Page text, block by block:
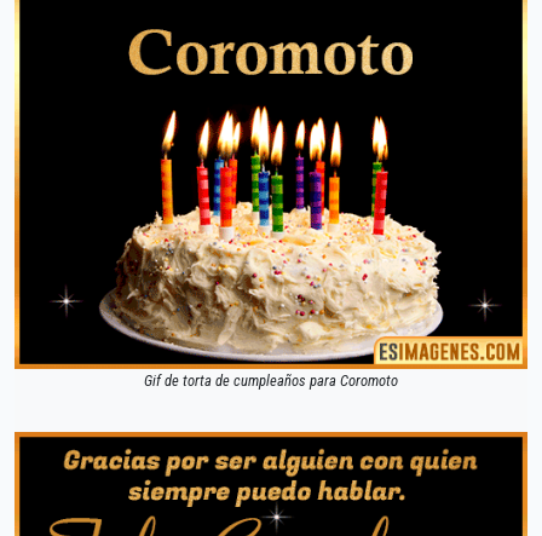
Gif de torta de cumpleaños para Coromoto